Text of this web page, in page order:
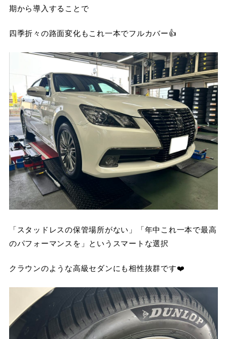
期から導入することで
四季折々の路面変化もこれ一本でフルカバー👍
「スタッドレスの保管場所がない」「年中これ一本で最高
のパフォーマンスを」というスマートな選択
クラウンのような高級セダンにも相性抜群です❤️